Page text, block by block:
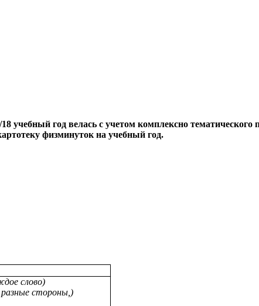
18 учебный год велась с учетом комплексно
физминуток на учебный год.
слово)
стороны,)